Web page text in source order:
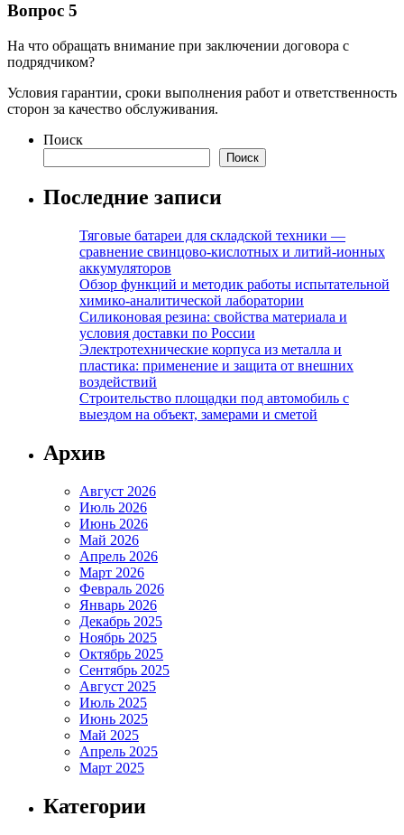
Вопрос 5
На что обращать внимание при заключении договора с
подрядчиком?
Условия гарантии, сроки выполнения работ и ответственность
сторон за качество обслуживания.
Поиск
Поиск
Последние записи
Тяговые батареи для складской техники —
сравнение свинцово-кислотных и литий-ионных
аккумуляторов
Обзор функций и методик работы испытательной
химико-аналитической лаборатории
Силиконовая резина: свойства материала и
условия доставки по России
Электротехнические корпуса из металла и
пластика: применение и защита от внешних
воздействий
Строительство площадки под автомобиль с
выездом на объект, замерами и сметой
Архив
Август 2026
Июль 2026
Июнь 2026
Май 2026
Апрель 2026
Март 2026
Февраль 2026
Январь 2026
Декабрь 2025
Ноябрь 2025
Октябрь 2025
Сентябрь 2025
Август 2025
Июль 2025
Июнь 2025
Май 2025
Апрель 2025
Март 2025
Категории